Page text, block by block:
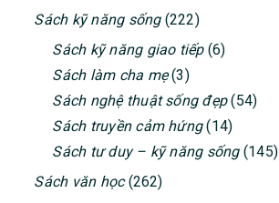
Sách kỹ năng sống(222)
Sách kỹ năng giao tiếp(6)
Sách làm cha mẹ(3)
Sách nghệ thuật sống đẹp(54)
Sách truyền cảm hứng(14)
Sách tư duy – kỹ năng sống(145)
Sách văn học(262)